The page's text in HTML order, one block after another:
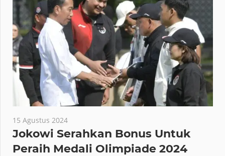
15 Agustus 2024
Jokowi Serahkan Bonus Untuk